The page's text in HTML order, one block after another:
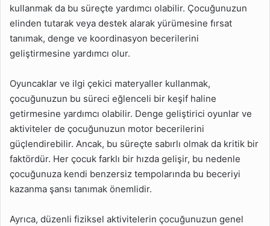
kullanmak da bu süreçte yardımcı olabilir. Çocuğunuzun
elinden tutarak veya destek alarak yürümesine fırsat
tanımak, denge ve koordinasyon becerilerini
geliştirmesine yardımcı olur.
Oyuncaklar ve ilgi çekici materyaller kullanmak,
çocuğunuzun bu süreci eğlenceli bir keşif haline
getirmesine yardımcı olabilir. Denge geliştirici oyunlar ve
aktiviteler de çocuğunuzun motor becerilerini
güçlendirebilir. Ancak, bu süreçte sabırlı olmak da kritik bir
faktördür. Her çocuk farklı bir hızda gelişir, bu nedenle
çocuğunuza kendi benzersiz tempolarında bu beceriyi
kazanma şansı tanımak önemlidir.
Ayrıca, düzenli fiziksel aktivitelerin çocuğunuzun genel